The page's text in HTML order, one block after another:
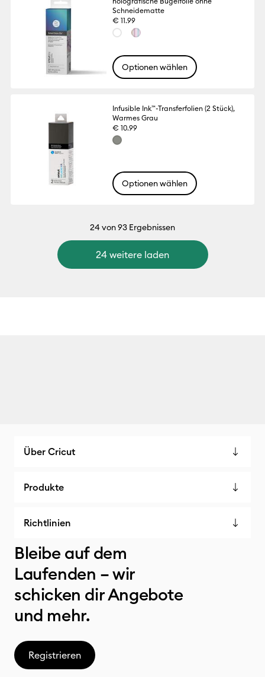
Schneidematte
€ 11.99
Optionen wählen
Infusible Ink™-Transferfolien (2 Stück),
Warmes Grau
€ 10.99
Optionen wählen
24von 93 Ergebnissen
24 weitere laden
Über Cricut
Produkte
Richtlinien
Bleibe auf dem
Laufenden – wir
schicken dir Angebote
und mehr.
Registrieren